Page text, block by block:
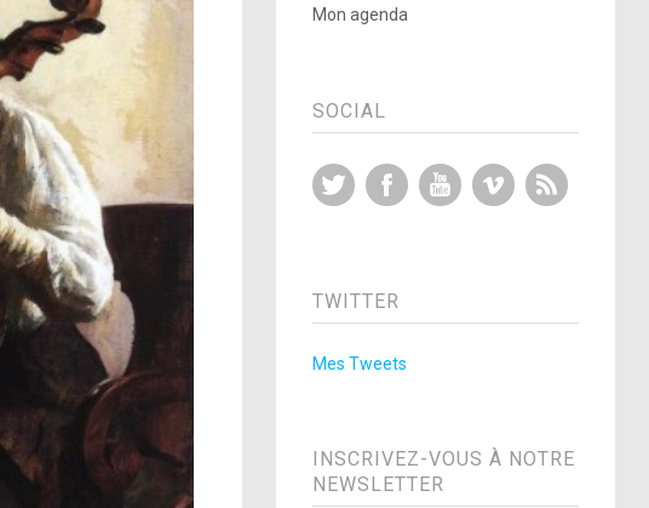
Mon agenda
SOCIAL
Twitter FacebookYouTubeVimeo
TWITTER
Mes Tweets
INSCRIVEZ-VOUS À NOTRE
NEWSLETTER